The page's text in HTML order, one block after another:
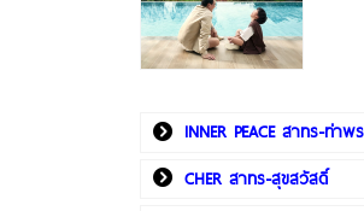
INNER PEACE สาทร-ท่าพ
CHER สาทร-สุขสวัสดิ์